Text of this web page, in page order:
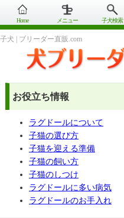
Home メニュー 子犬検索
子犬 | ブリーダー直販.com
お役立ち情報
ラグドールについて
子猫の選び方
子猫を迎える準備
子猫の飼い方
子猫のしつけ
ラグドールに多い病気
ラグドールのお手入れ